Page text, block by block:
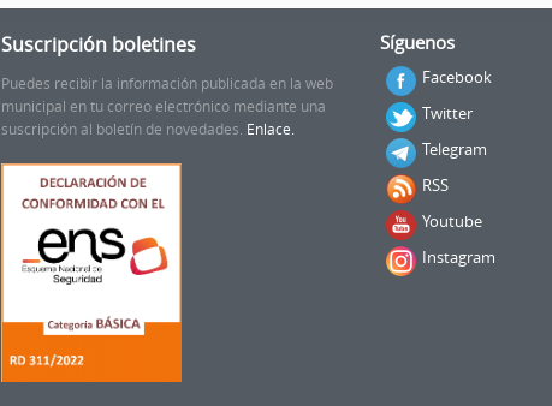
Suscripción boletines
Puedes recibir la información publicada en la web
municipal en tu correo electrónico mediante una
suscripción al boletín de novedades. Enlace.
Síguenos
Facebook
Twitter
Telegram
RSS
Youtube
Instagram